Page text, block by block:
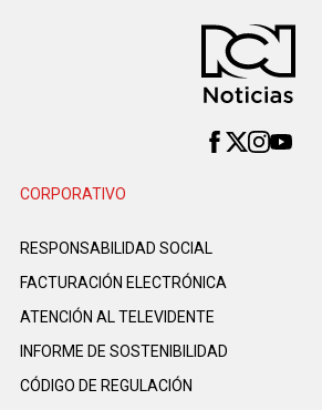
CORPORATIVO
RESPONSABILIDAD SOCIAL
FACTURACIÓN ELECTRÓNICA
ATENCIÓN AL TELEVIDENTE
INFORME DE SOSTENIBILIDAD
CÓDIGO DE REGULACIÓN